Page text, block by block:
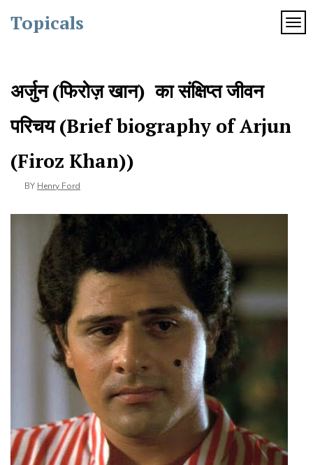
content
Topicals
अर्जुन (फिरोज़ खान) का संक्षिप्त जीवन
परिचय (Brief biography of Arjun
(Firoz Khan))
BY Henry Ford